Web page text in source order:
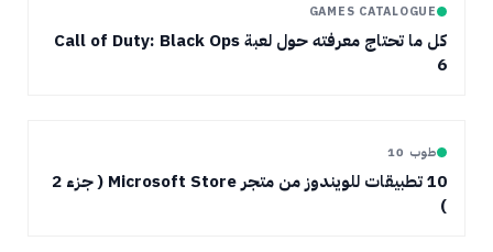
GAMES CATALOGUE
كل ما تحتاج معرفته حول لعبة Call of Duty: Black Ops
6
طوب 10
10 تطبيقات للويندوز من متجر Microsoft Store ( جزء 2
)